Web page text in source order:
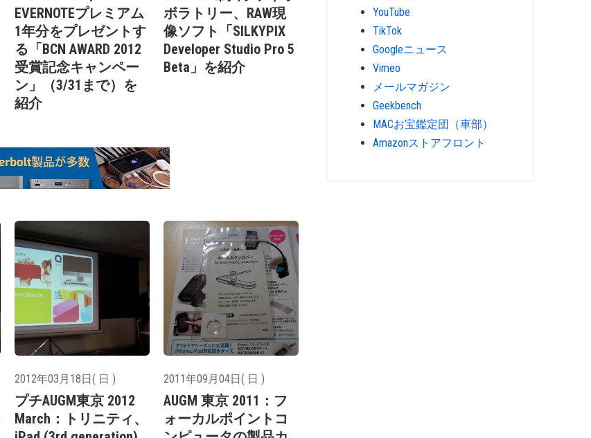
EVERNOTEプレミアム
1年分をプレゼントす
る「BCN AWARD 2012
受賞記念キャンペー
ン」（3/31まで）を
紹介
ボラトリー、RAW現
像ソフト「SILKYPIX
Developer Studio Pro 5
Beta」を紹介
2012年03月18日( 日 )
プチAUGM東京 2012
March：トリニティ、
2011年09月04日( 日 )
AUGM 東京 2011：フ
ォーカルポイントコ
YouTube
TikTok
Googleニュース
Vimeo
メールマガジン
Geekbench
MACお宝鑑定団（車部）
Amazonストアフロント